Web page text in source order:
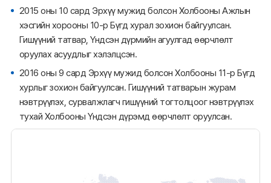
2015 оны 10 сард Эрхүү мужид болсон Холбооны Ажлын
хэсгийн хорооны 10-р Бүгд хурал зохион байгуулсан.
Гишүүний татвар, Үндсэн дүрмийн агуулгад өөрчлөлт
оруулах асуудлыг хэлэлцсэн.
2016 оны 9 сард Эрхүү мужид болсон Холбооны 11-р Бүгд
хурлыг зохион байгуулсан. Гишүүний татварын журам
нэвтрүүлэх, сурвалжлагч гишүүний тогтолцоог нэвтрүүлэх
тухай Холбооны Үндсэн дүрэмд өөрчлөлт оруулсан.